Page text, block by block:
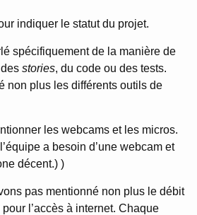
indiquer le statut du projet.
spécifiquement de la manière de
stories, du code ou des tests.
non plus les différents outils de
les webcams et les micros.
a besoin d’une webcam et
décent.) )
pas mentionné non plus le débit
l’accès à internet. Chaque